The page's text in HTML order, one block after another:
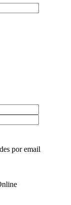
por email